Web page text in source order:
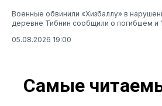
Военные обвинили «Хизбаллу» в
деревне Тибнин сообщили о погибшем и
05.08.2026 19:00
Самые